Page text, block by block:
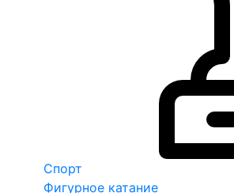
Спорт
Фигурное катание